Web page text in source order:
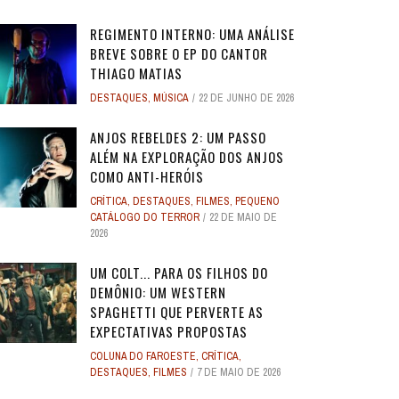
SUPERMAN
17 DE JULHO DE 2025
ANJOS REBELDES: UM EXPERIMENTO
SINGULAR DO CINEMA DE HORROR
DOS ANOS 1990, ...
28 DE ABRIL DE 2026 3
ANJOS REBELDES: UM EXPERIMENTO
SINGULAR DO CINEMA DE HORROR
DOS ANOS 1990, ...
28 DE ABRIL DE 2026 3
VERÃO PASSADO: UMA SÉRIE JUVENIL
...
4 DE JULHO DE 2025 32
MENINO LOBO
31 DE AGOSTO DE 2016
REGIMENTO INTERNO: UMA ANÁLISE
BREVE SOBRE O EP DO CANTOR
THIAGO MATIAS
DESTAQUES, MÚSICA 22 DE JUNHO DE 2026
ANJOS REBELDES 2: UM PASSO
ALÉM NA EXPLORAÇÃO DOS ANJOS
COMO ANTI-HERÓIS
CRÍTICA, DESTAQUES, FILMES, PEQUENO
CATÁLOGO DO TERROR
22 DE MAIO DE
2026
UM COLT... PARA OS FILHOS DO
DEMÔNIO: UM WESTERN
SPAGHETTI QUE PERVERTE AS
EXPECTATIVAS PROPOSTAS
COLUNA DO FAROESTE, CRÍTICA,
DESTAQUES, FILMES 7 DE MAIO DE 2026